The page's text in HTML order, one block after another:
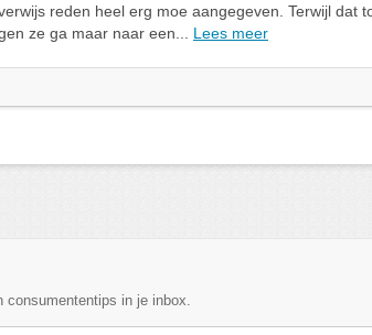
reden heel erg moe aangegeven. Terwijl dat
ze ga maar naar een... Lees meer
consumententips in je inbox.